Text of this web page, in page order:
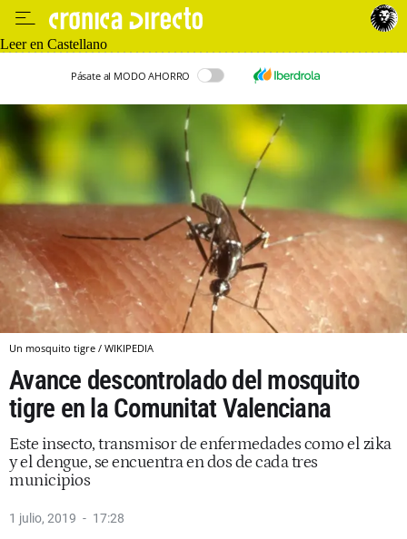
Leer en Castellano
Pásate al MODO AHORRO
Un mosquito tigre / WIKIPEDIA
Avance descontrolado del mosquito
tigre en la Comunitat Valenciana
Este insecto, transmisor de enfermedades como el zika
y el dengue, se encuentra en dos de cada tres
municipios
1 julio, 2019 17:28